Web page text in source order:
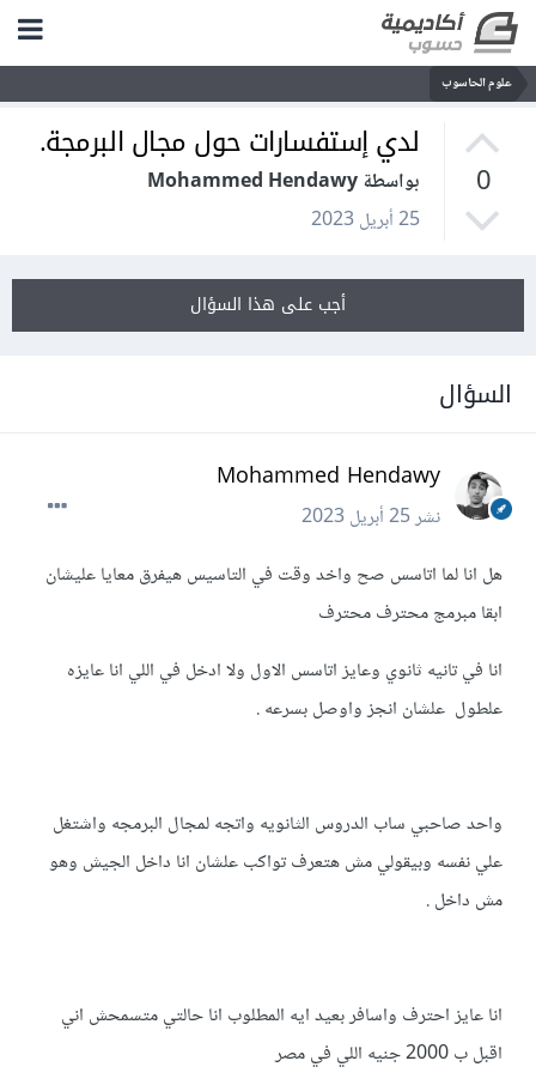
علوم الحاسوب
0
لدي إستفسارات حول مجال البرمجة.
بواسطة Mohammed Hendawy
25 أبريل 2023
أجب على هذا السؤال
السؤال
Mohammed Hendawy
نشر25 أبريل 2023
هل انا لما اتاسس صح واخد وقت في التاسيس هيفرق معايا عليشان
ابقا مبرمج محترف محترف
انا في تانيه ثانوي وعايز اتاسس الاول ولا ادخل في اللي انا عايزه
علطول علشان انجز واوصل بسرعه .
واحد صاحبي ساب الدروس الثانويه واتجه لمجال البرمجه واشتغل
علي نفسه وبيقولي مش هتعرف تواكب علشان انا داخل الجيش وهو
مش داخل .
انا عايز احترف واسافر بعيد ايه المطلوب انا حالتي متسمحش اني
اقبل ب 2000 جنيه اللي في مصر